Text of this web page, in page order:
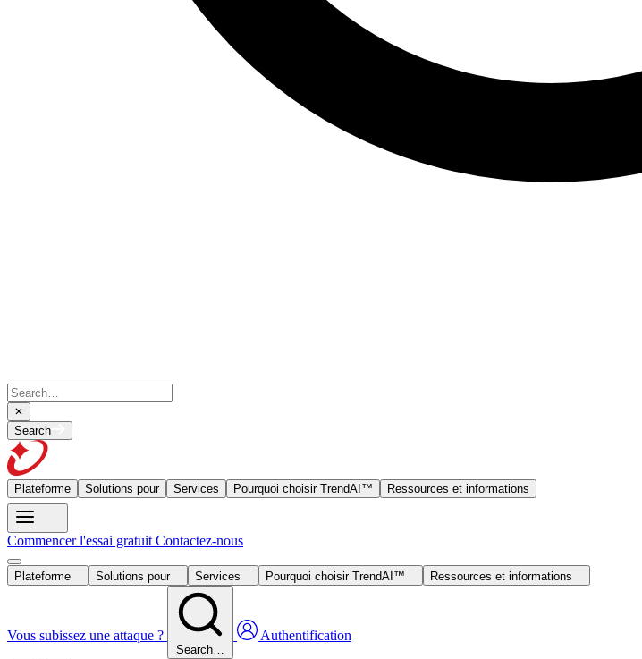
Search
Plateforme Solutions pour Services Pourquoi choisir TrendAI™ Ressources et informations
Commencer l'essai gratuit Contactez-nous
Plateforme Solutions pour Services Pourquoi choisir TrendAI™ Ressources et informations
Vous subissez une attaque ?
Search…
Authentification